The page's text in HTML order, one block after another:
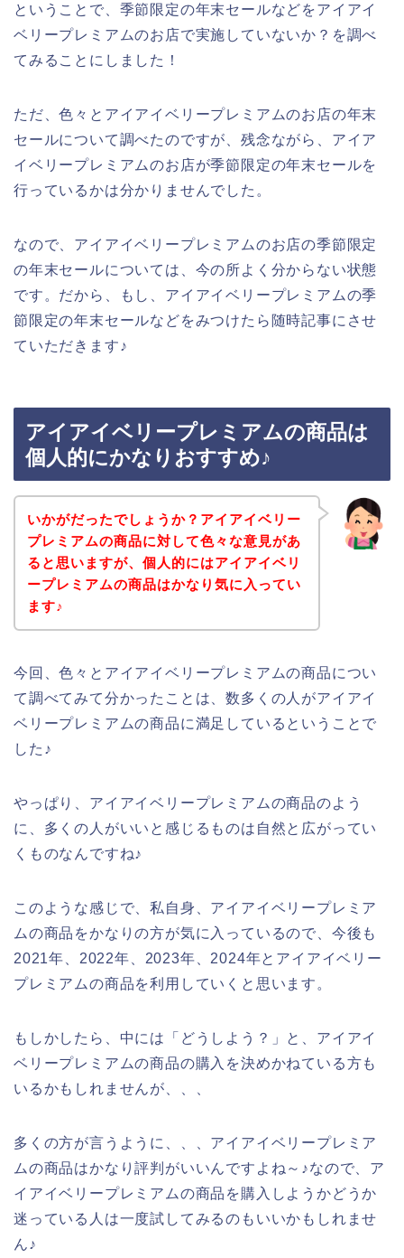
ということで、季節限定の年末セールなどをアイアイ
ベリープレミアムのお店で実施していないか？を調べ
てみることにしました！
ただ、色々とアイアイベリープレミアムのお店の年末
セールについて調べたのですが、残念ながら、アイア
イベリープレミアムのお店が季節限定の年末セールを
行っているかは分かりませんでした。
なので、アイアイベリープレミアムのお店の季節限定
の年末セールについては、今の所よく分からない状態
です。だから、もし、アイアイベリープレミアムの季
節限定の年末セールなどをみつけたら随時記事にさせ
ていただきます♪
アイアイベリープレミアムの商品は
個人的にかなりおすすめ♪
いかがだったでしょうか？アイアイベリー
プレミアムの商品に対して色々な意見があ
ると思いますが、個人的にはアイアイベリ
ープレミアムの商品はかなり気に入ってい
ます♪
今回、色々とアイアイベリープレミアムの商品につい
て調べてみて分かったことは、数多くの人がアイアイ
ベリープレミアムの商品に満足しているということで
した♪
やっぱり、アイアイベリープレミアムの商品のよう
に、多くの人がいいと感じるものは自然と広がってい
くものなんですね♪
このような感じで、私自身、アイアイベリープレミア
ムの商品をかなりの方が気に入っているので、今後も
2021年、2022年、2023年、2024年とアイアイベリー
プレミアムの商品を利用していくと思います。
もしかしたら、中には「どうしよう？」と、アイアイ
ベリープレミアムの商品の購入を決めかねている方も
いるかもしれませんが、、、
多くの方が言うように、、、アイアイベリープレミア
ムの商品はかなり評判がいいんですよね～♪なので、ア
イアイベリープレミアムの商品を購入しようかどうか
迷っている人は一度試してみるのもいいかもしれませ
ん♪